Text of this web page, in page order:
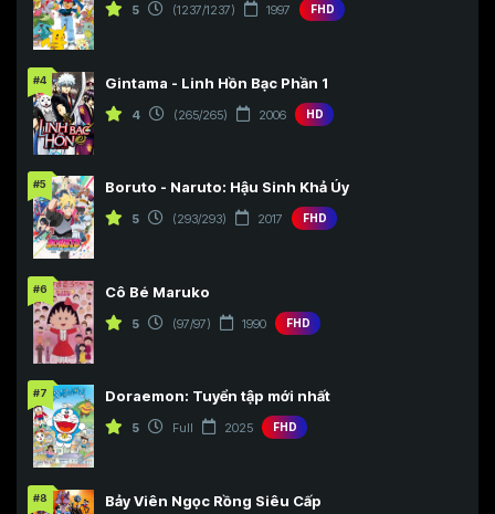
5 (1237/1237) 1997 FHD
#4 Gintama - Linh Hồn Bạc Phần 1
4 (265/265) 2006 HD
#5 Boruto - Naruto: Hậu Sinh Khả Úy
5 (293/293) 2017 FHD
#6 Cô Bé Maruko
5 (97/97) 1990 FHD
#7 Doraemon: Tuyển tập mới nhất
5 Full 2025 FHD
#8 Bảy Viên Ngọc Rồng Siêu Cấp